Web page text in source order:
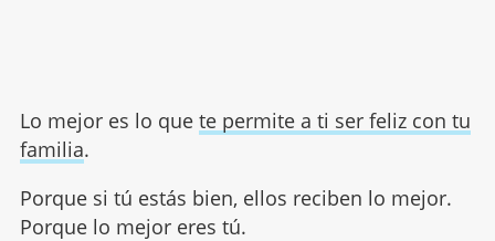
Lo mejor es lo que te permite a ti ser feliz con tu
familia.
Porque si tú estás bien, ellos reciben lo mejor.
Porque lo mejor eres tú.